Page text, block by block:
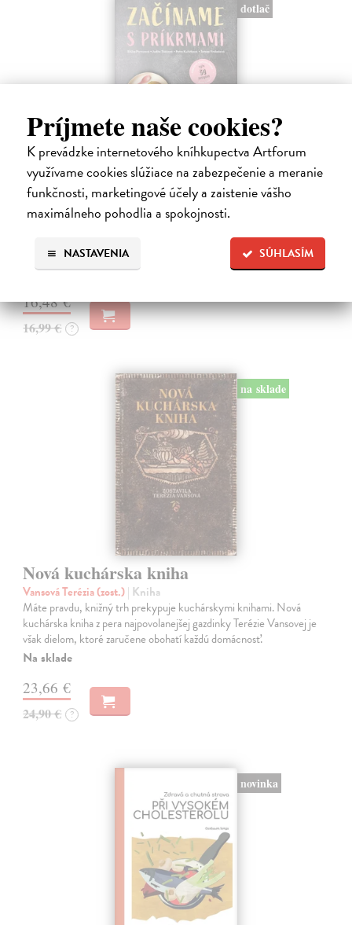
Príjmete naše cookies?
K prevádzke internetového kníhkupectva Artforum
využívame cookies slúžiace na zabezpečenie a meranie
funkčnosti, marketingové účely a zaistenie vášho
maximálneho pohodlia a spokojnosti.
SÚHLASÍM
NASTAVENIA
dotlač
Začíname s príkrmami
Tkáčová Judita, Pivrncová Eliška, Kuřátková Petra, Vrábelová
Tereza
| Kniha
Prvé jedlo dieťatka je preň tým najdôležitejším míľnikom. A pre
Čaká sa dotlač, vychádza 11.9.2026, zasielame do 12 dní od
dotlače
16,48 €
16,99 € ?
na sklade
Nová kuchárska kniha
Vansová Terézia (zost.)| Kniha
Máte pravdu, knižný trh prekypuje kuchárskymi knihami. Nová
kuchárska kniha z pera najpovolanejšej gazdinky Terézie Vansovej je
však dielom, ktoré zaručene obohatí každú domácnosť.
Na sklade
23,66 €
24,90 € ?
novinka